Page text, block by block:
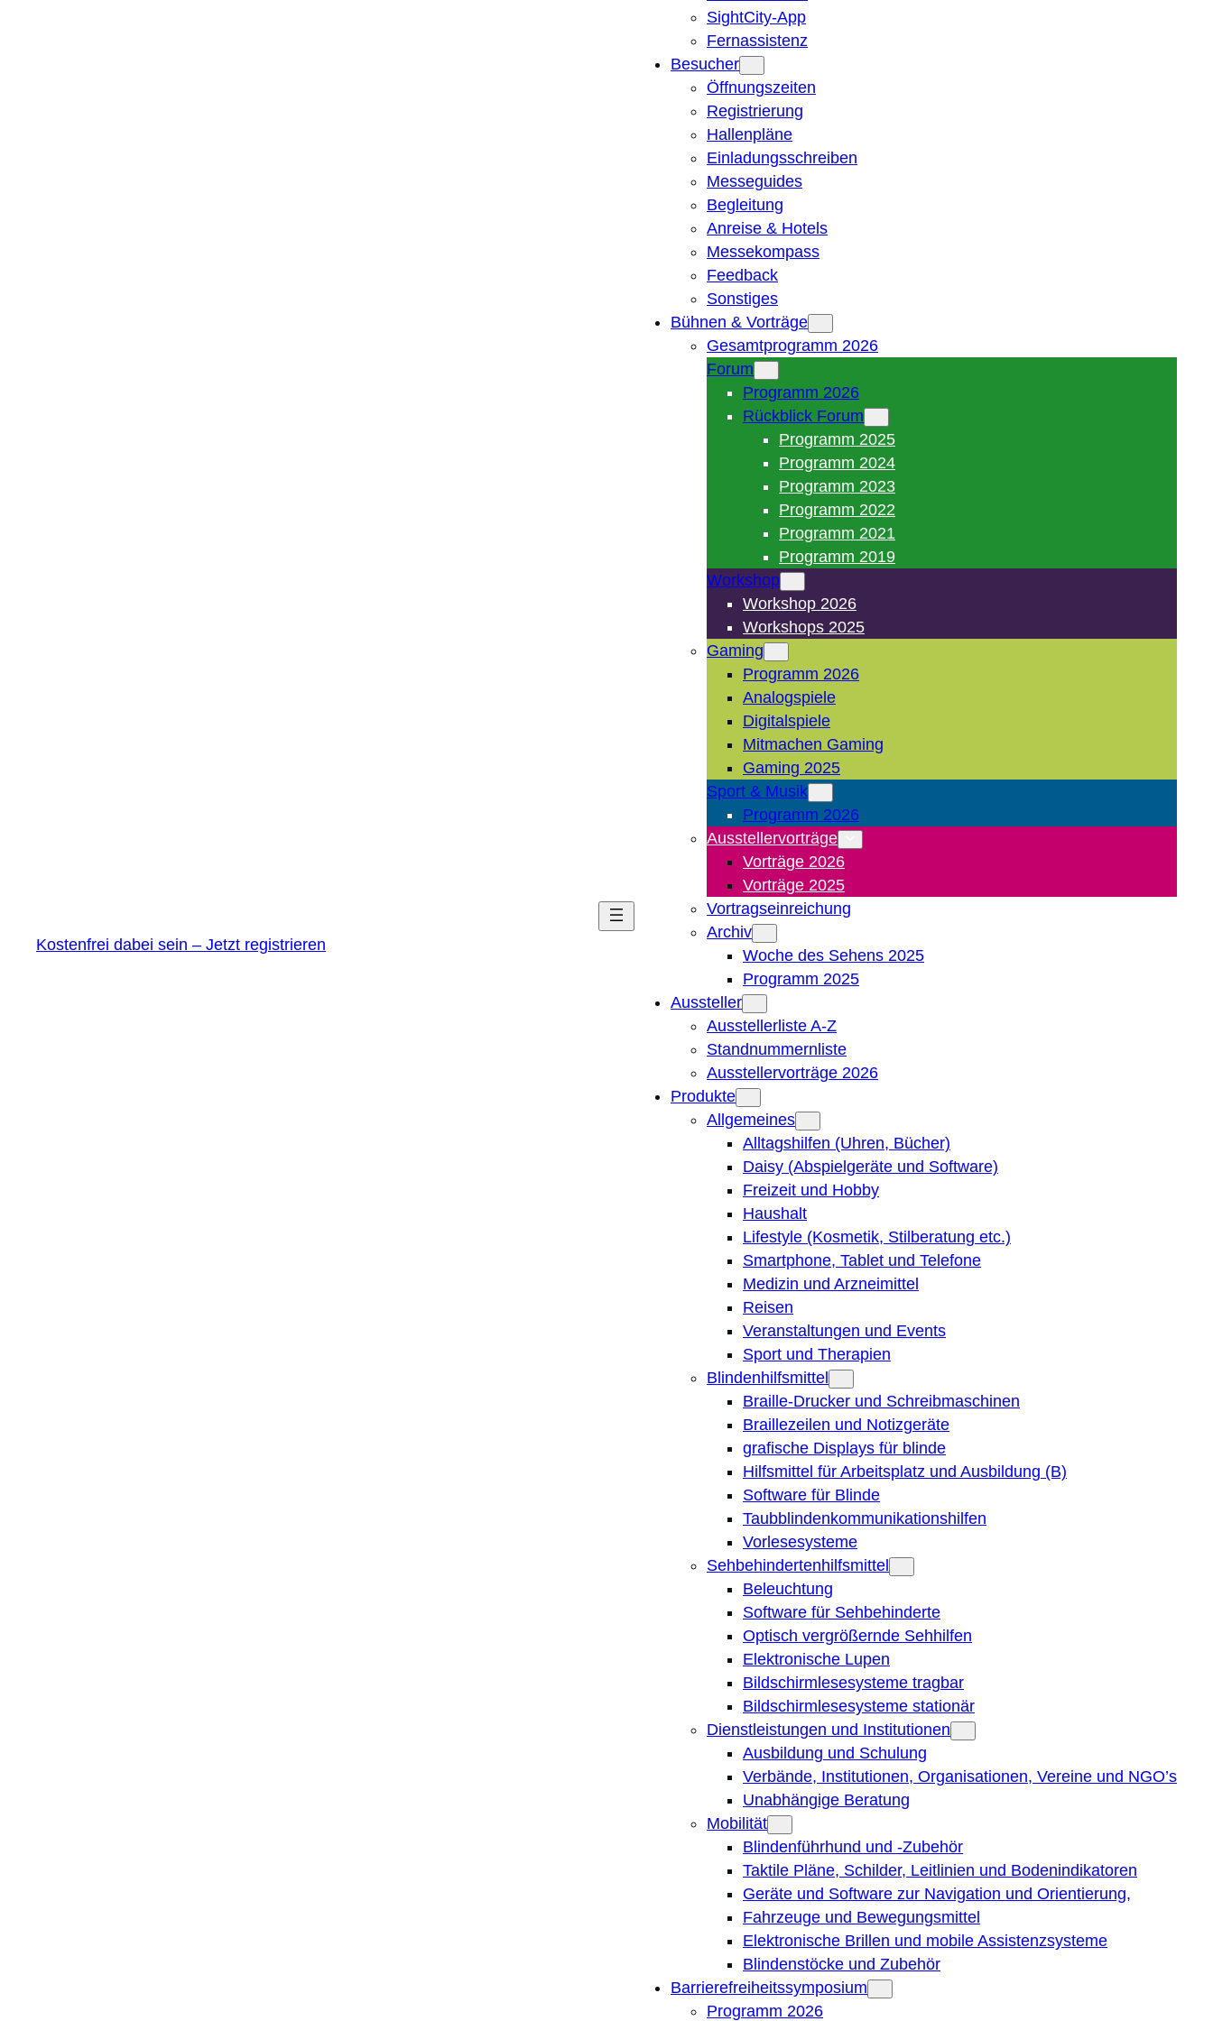
Kostenfrei dabei sein – Jetzt registrieren
SightCity-App
Fernassistenz
Besucher
Öffnungszeiten
Registrierung
Hallenpläne
Einladungsschreiben
Messeguides
Begleitung
Anreise & Hotels
Messekompass
Feedback
Sonstiges
Bühnen & Vorträge
Gesamtprogramm 2026
Forum
Programm 2026
Rückblick Forum
Programm 2025
Programm 2024
Programm 2023
Programm 2022
Programm 2021
Programm 2019
Workshop
Workshop 2026
Workshops 2025
Gaming
Programm 2026
Analogspiele
Digitalspiele
Mitmachen Gaming
Gaming 2025
Sport & Musik
Programm 2026
Ausstellervorträge
Vorträge 2026
Vorträge 2025
Vortragseinreichung
Archiv
Woche des Sehens 2025
Programm 2025
Aussteller
Ausstellerliste A-Z
Standnummernliste
Ausstellervorträge 2026
Produkte
Allgemeines
Alltagshilfen (Uhren, Bücher)
Daisy (Abspielgeräte und Software)
Freizeit und Hobby
Haushalt
Lifestyle (Kosmetik, Stilberatung etc.)
Smartphone, Tablet und Telefone
Medizin und Arzneimittel
Reisen
Veranstaltungen und Events
Sport und Therapien
Blindenhilfsmittel
Braille-Drucker und Schreibmaschinen
Braillezeilen und Notizgeräte
grafische Displays für blinde
Hilfsmittel für Arbeitsplatz und Ausbildung (B)
Software für Blinde
Taubblindenkommunikationshilfen
Vorlesesysteme
Sehbehindertenhilfsmittel
Beleuchtung
Software für Sehbehinderte
Optisch vergrößernde Sehhilfen
Elektronische Lupen
Bildschirmlesesysteme tragbar
Bildschirmlesesysteme stationär
Dienstleistungen und Institutionen
Ausbildung und Schulung
Verbände, Institutionen, Organisationen, Vereine und NGO’s
Unabhängige Beratung
Mobilität
Blindenführhund und -Zubehör
Taktile Pläne, Schilder, Leitlinien und Bodenindikatoren
Geräte und Software zur Navigation und Orientierung,
Fahrzeuge und Bewegungsmittel
Elektronische Brillen und mobile Assistenzsysteme
Blindenstöcke und Zubehör
Barrierefreiheitssymposium
Programm 2026